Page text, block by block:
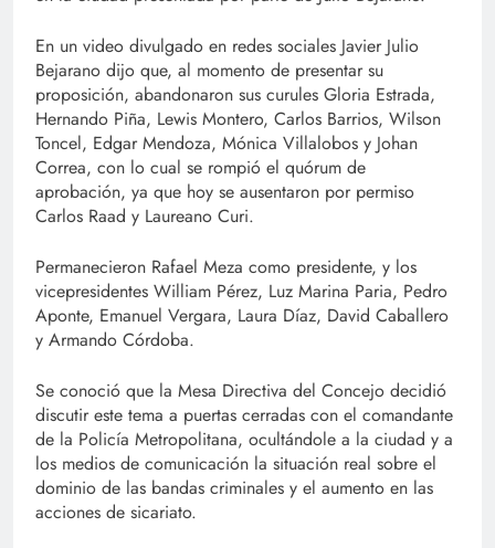
En un video divulgado en redes sociales Javier Julio
Bejarano dijo que, al momento de presentar su
proposición, abandonaron sus curules Gloria Estrada,
Hernando Piña, Lewis Montero, Carlos Barrios, Wilson
Toncel, Edgar Mendoza, Mónica Villalobos y Johan
Correa, con lo cual se rompió el quórum de
aprobación, ya que hoy se ausentaron por permiso
Carlos Raad y Laureano Curi.
Permanecieron Rafael Meza como presidente, y los
vicepresidentes William Pérez, Luz Marina Paria, Pedro
Aponte, Emanuel Vergara, Laura Díaz, David Caballero
y Armando Córdoba.
Se conoció que la Mesa Directiva del Concejo decidió
discutir este tema a puertas cerradas con el comandante
de la Policía Metropolitana, ocultándole a la ciudad y a
los medios de comunicación la situación real sobre el
dominio de las bandas criminales y el aumento en las
acciones de sicariato.